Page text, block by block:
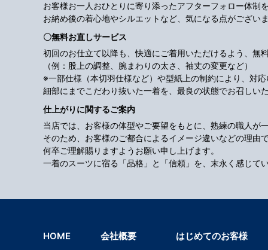
お客様お一人おひとりに寄り添ったアフターフォロー体制
お納め後の着心地やシルエットなど、気になる点がござい
〇無料お直しサービス
初回のお仕立て以降も、快適にご着用いただけるよう、無
（例：股上の調整、腕まわりの太さ、袖丈の変更など）
※一部仕様（本切羽仕様など）や型紙上の制約により、対
細部にまでこだわり抜いた一着を、最良の状態でお召しい
仕上がりに関するご案内
当店では、お客様の体型やご要望をもとに、熟練の職人が
そのため、お客様のご都合によるイメージ違いなどの理由
何卒ご理解賜りますようお願い申し上げます。
一着のスーツに宿る「品格」と「信頼」を、末永く感じて
HOME 会社概要 はじめてのお客様